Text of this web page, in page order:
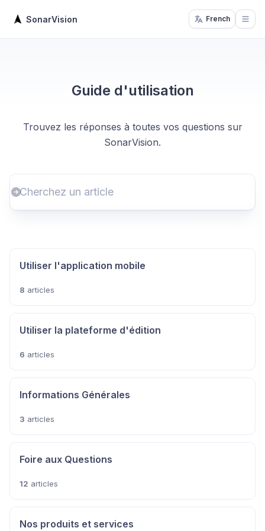
SonarVision French
Guide d'utilisation
Trouvez les réponses à toutes vos questions sur
SonarVision.
Utiliser l'application mobile
8 articles
Utiliser la plateforme d'édition
6 articles
Informations Générales
3 articles
Foire aux Questions
12 articles
Nos produits et services